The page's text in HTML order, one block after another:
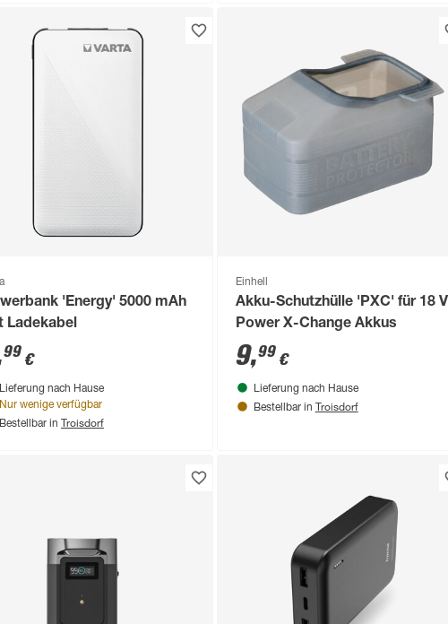
'Energy' 5000 mAh
Ladekabel
99 €
Lieferung nach Hause
Nur wenige verfügbar
Bestellbar in Troisdorf
Einhell
Akku-Schutzhülle 'PXC' für 18 V
Power X-Change Akkus
9,99€
Lieferung nach Hause
Bestellbar in Troisdorf